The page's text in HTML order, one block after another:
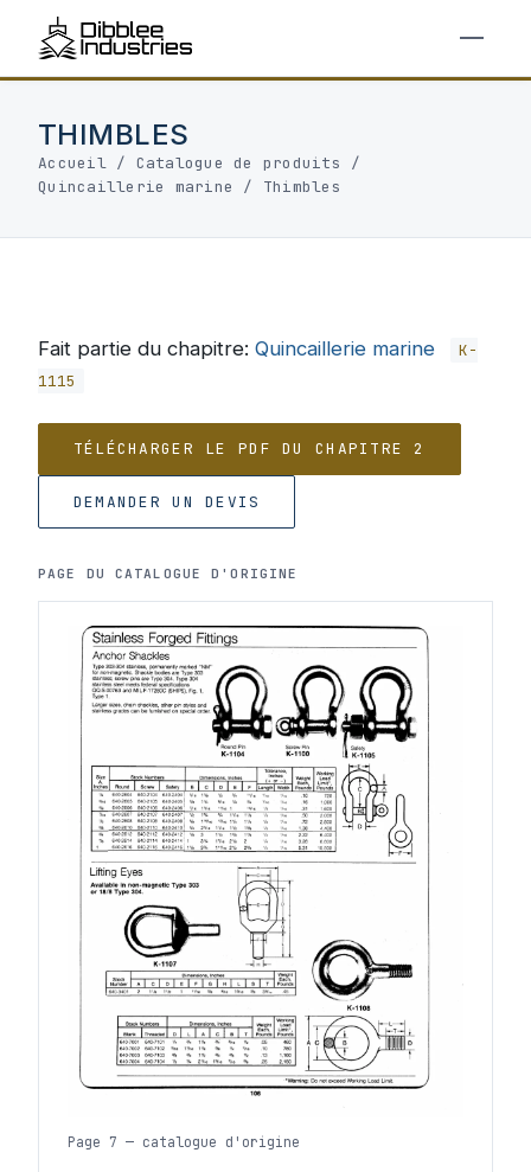
THIMBLES
Accueil/ Catalogue de produits
/
Quincaillerie marine
/ Thimbles
Fait partie du chapitre: Quincaillerie marine
K-
1115
TÉLÉCHARGER LE PDF DU CHAPITRE 2
DEMANDER UN DEVIS
PAGE DU CATALOGUE D'ORIGINE
Page 7 — catalogue d'origine